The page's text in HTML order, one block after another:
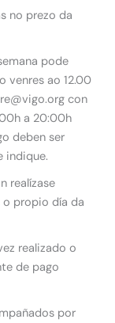
no prezo da
pode
venres ao 12.00
con
a 20:00h
deben ser
indique.
realízase
o propio día da
realizado o
de pago
por